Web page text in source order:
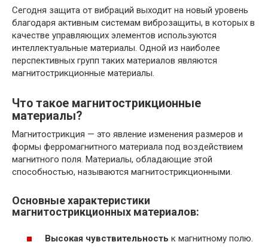
Сегодня защита от вибраций выходит на новый уровень
благодаря активным системам виброзащиты, в которых в
качестве управляющих элементов используются
интеллектуальные материалы. Одной из наиболее
перспективных групп таких материалов являются
магнитострикционные материалы.
Что такое магнитострикционные
материалы?
Магнитострикция — это явление изменения размеров и
формы ферромагнитного материала под воздействием
магнитного поля. Материалы, обладающие этой
способностью, называются магнитострикционными.
Основные характеристики
магнитострикционных материалов:
Высокая чувствительность к магнитному полю.